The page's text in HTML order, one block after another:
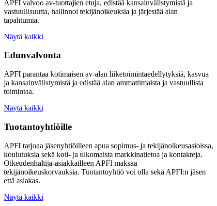
APFI valvoo av-tuottajien etuja, edistää kansainvälistymistä ja
vastuullisuutta, hallinnoi tekijänoikeuksia ja järjestää alan
tapahtumia.
Näytä kaikki
Edunvalvonta
APFI parantaa kotimaisen av-alan liiketoimintaedellytyksiä, kasvua
ja kansainvälistymistä ja edistää alan ammattimaista ja vastuullista
toimintaa.
Näytä kaikki
Tuotantoyhtiöille
APFI tarjoaa jäsenyhtiöilleen apua sopimus- ja tekijänoikeusasioissa,
koulutuksia sekä koti- ja ulkomaista markkinatietoa ja kontakteja.
Oikeudenhaltija-asiakkailleen APFI maksaa
tekijänoikeuskorvauksia. Tuotantoyhtiö voi olla sekä APFI:n jäsen
että asiakas.
Näytä kaikki